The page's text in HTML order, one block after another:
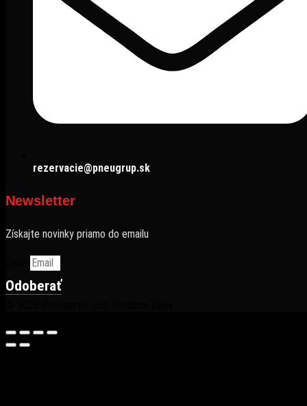
rezervacie@pneugrup.sk
Newsletter
Získajte novinky priamo do emailu
Odoberať